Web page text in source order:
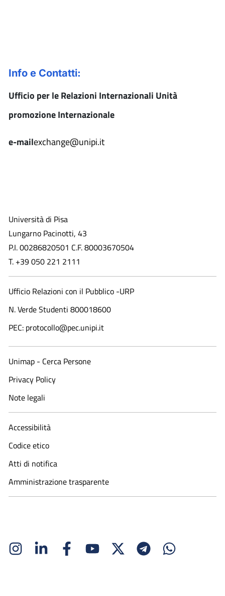
Info e Contatti:
Ufficio per le Relazioni Internazionali Unità
promozione Internazionale
e-mailexchange@unipi.it
Università di Pisa
Lungarno Pacinotti, 43
P.I. 00286820501 C.F. 80003670504
T. +39 050 221 2111
Ufficio Relazioni con il Pubblico -URP
N. Verde Studenti 800018600​
PEC: protocollo@pec.unipi.it
Unimap - Cerca Persone
Privacy Policy
Note legali
Accessibilità
Codice etico
Atti di notifica
Amministrazione trasparente